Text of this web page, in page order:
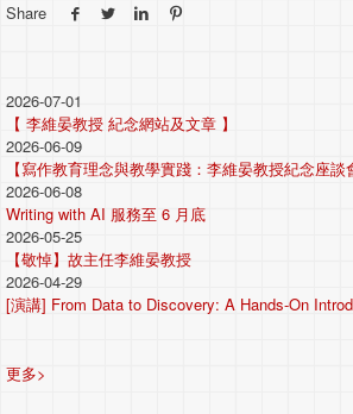
Share
2026-07-01
【 李維晏教授 紀念網站及文章 】
2026-06-09
【寫作教育理念與教學實踐：李維晏教授紀念座談
2026-06-08
Writing with AI 服務至 6 月底
2026-05-25
【敬悼】故主任李維晏教授
2026-04-29
[演講] From Data to Discovery: A Hands-On
更多>